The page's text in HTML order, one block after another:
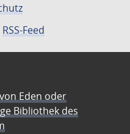
RSS-Feed
Eden oder
Bibliothek des